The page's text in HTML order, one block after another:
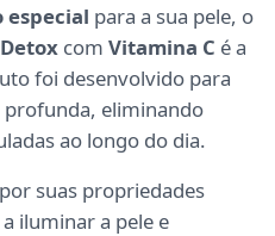
especial para a sua pele, o
com Vitamina C é a
foi desenvolvido para
eliminando
ao longo do dia.
suas propriedades
iluminar a pele e